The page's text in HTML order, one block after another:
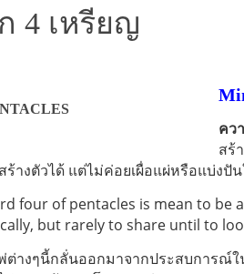
4 เหรียญ
คว
สร้
ร้างตัวได้ แต่ไม่ค่อยเผื่อแผ่หรือแบ่งปั
four of pentacles is mean to be
but rarely to share until to
างๆนี้กลั่นออกมาจากประสบการณ์ใ